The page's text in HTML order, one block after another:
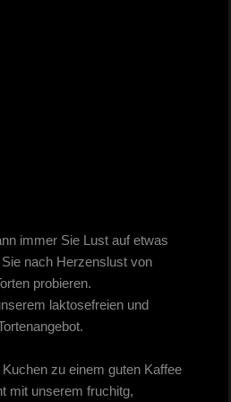
immer Sie Lust auf etwas
nach Herzenslust von
probieren.
laktosefreien und
zu einem guten Kaffee
mit unserem fruchitg,